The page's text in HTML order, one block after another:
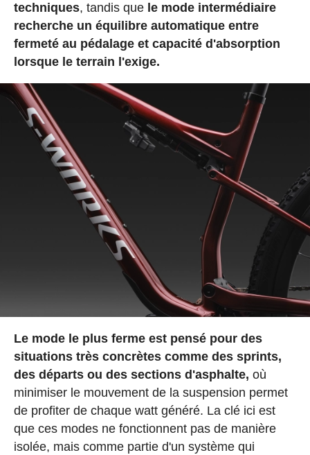
techniques, tandis que le mode intermédiaire
recherche un équilibre automatique entre
fermeté au pédalage et capacité d'absorption
lorsque le terrain l'exige.
Le mode le plus ferme est pensé pour des
situations très concrètes comme des sprints,
des départs ou des sections d'asphalte, où
minimiser le mouvement de la suspension permet
de profiter de chaque watt généré. La clé ici est
que ces modes ne fonctionnent pas de manière
isolée, mais comme partie d'un système qui